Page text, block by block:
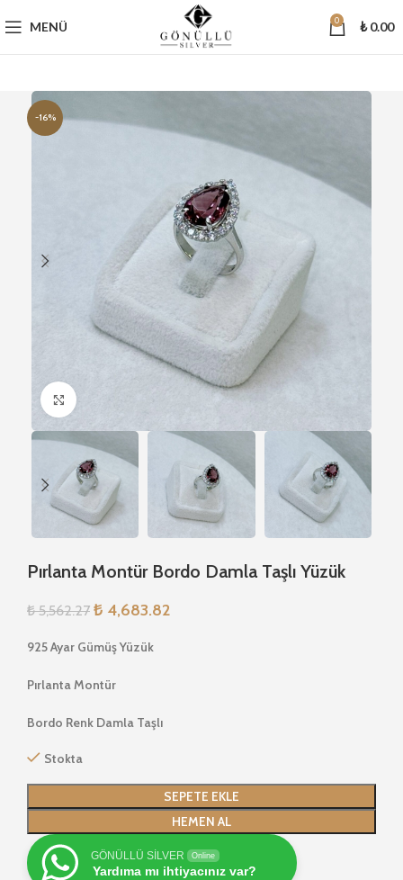
MENÜ 0 ₺0.00
-16%
Pırlanta Montür Bordo Damla Taşlı Yüzük
₺5,562.27 ₺ 4,683.82
925 Ayar Gümüş Yüzük
Pırlanta Montür
Bordo Renk Damla Taşlı
Stokta
SEPETE EKLE
HEMEN AL
GÖNÜLLÜ SİLVER Online
Yardıma mı ihtiyacınız var?